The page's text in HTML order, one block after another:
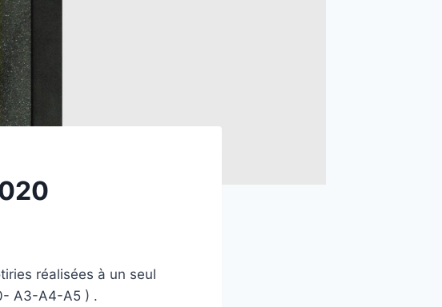
réalisées à un seul
A3-A4-A5 ) .